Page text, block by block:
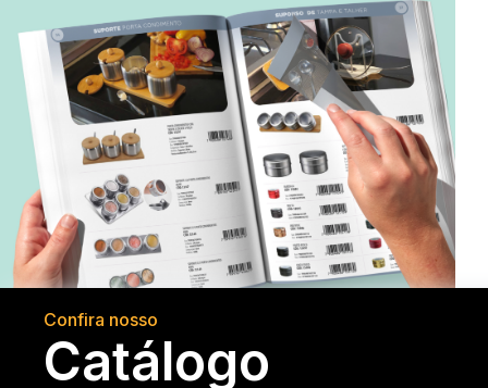
Confira nosso
Catálogo